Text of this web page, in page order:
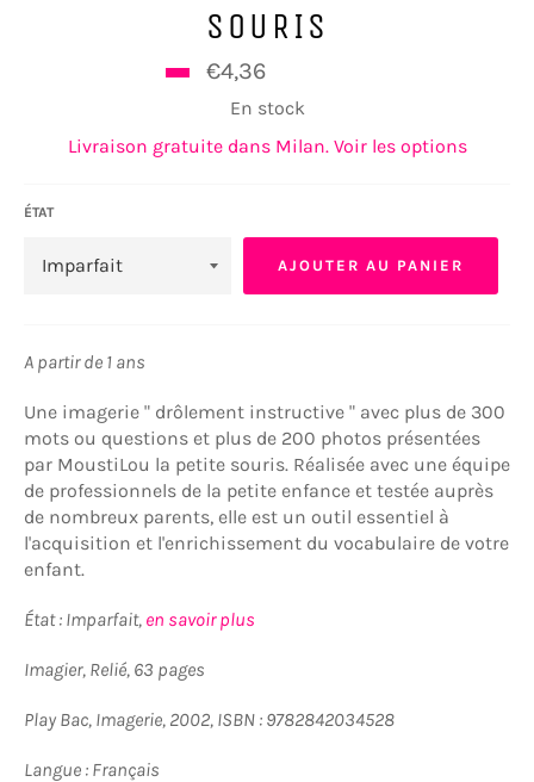
SOURIS
€4,36
En stock
Livraison gratuite dans Milan. Voir les options
ÉTAT
AJOUTER AU PANIER
A partir de 1 ans
Une imagerie " drôlement instructive " avec plus de 300
mots ou questions et plus de 200 photos présentées
par MoustiLou la petite souris. Réalisée avec une équipe
de professionnels de la petite enfance et testée auprès
de nombreux parents, elle est un outil essentiel à
l'acquisition et l'enrichissement du vocabulaire de votre
enfant.
État : Imparfait, en savoir plus
Imagier, Relié, 63 pages
Play Bac, Imagerie, 2002, ISBN : 9782842034528
Langue : Français